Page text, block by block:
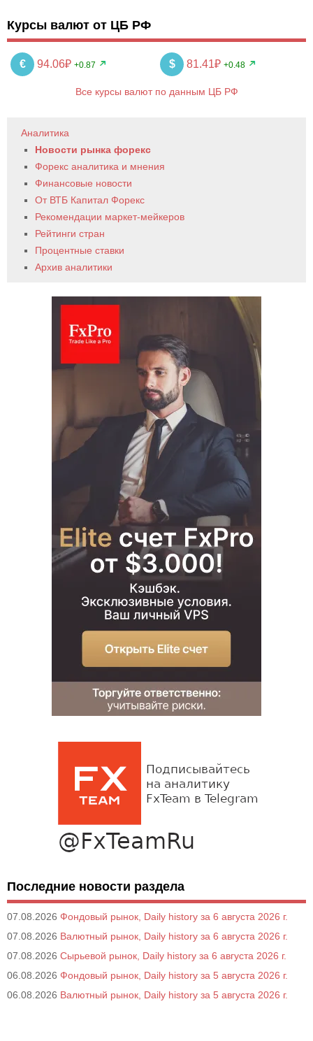
Курсы валют от ЦБ РФ
€ 94.06₽ +0.87 $ 81.41₽ +0.48
Все курсы валют по данным ЦБ РФ
Аналитика
Новости рынка форекс
Форекс аналитика и мнения
Финансовые новости
От ВТБ Капитал Форекс
Рекомендации маркет-мейкеров
Рейтинги стран
Процентные ставки
Архив аналитики
Последние новости раздела
07.08.2026 Фондовый рынок, Daily history за 6 августа 2026 г.
07.08.2026 Валютный рынок, Daily history за 6 августа 2026 г.
07.08.2026 Сырьевой рынок, Daily history за 6 августа 2026 г.
06.08.2026 Фондовый рынок, Daily history за 5 августа 2026 г.
06.08.2026 Валютный рынок, Daily history за 5 августа 2026 г.